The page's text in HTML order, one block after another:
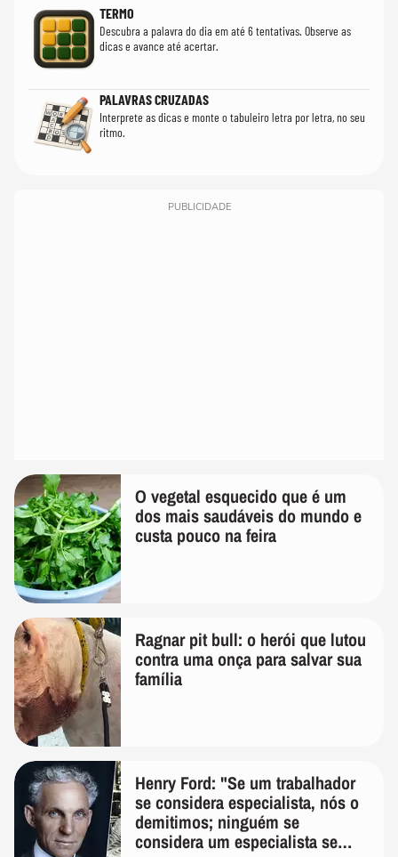
TERMO
Descubra a palavra do dia em até 6 tentativas. Observe as
dicas e avance até acertar.
PALAVRAS CRUZADAS
Interprete as dicas e monte o tabuleiro letra por letra, no seu
ritmo.
PUBLICIDADE
O vegetal esquecido que é um
dos mais saudáveis do mundo e
custa pouco na feira
Ragnar pit bull: o herói que lutou
contra uma onça para salvar sua
família
Henry Ford: "Se um trabalhador
se considera especialista, nós o
demitimos; ninguém se
considera um especialista se